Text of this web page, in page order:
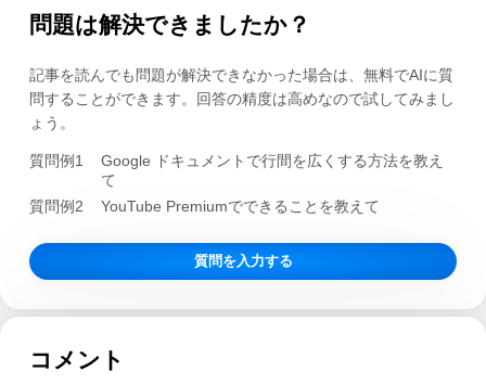
問題は解決できましたか？
記事を読んでも問題が解決できなかった場合は、無料でAIに質
問することができます。回答の精度は高めなので試してみまし
ょう。
質問例1
Google ドキュメントで行間を広くする方法を教え
て
質問例2
YouTube Premiumでできることを教えて
質問を入力する
コメント